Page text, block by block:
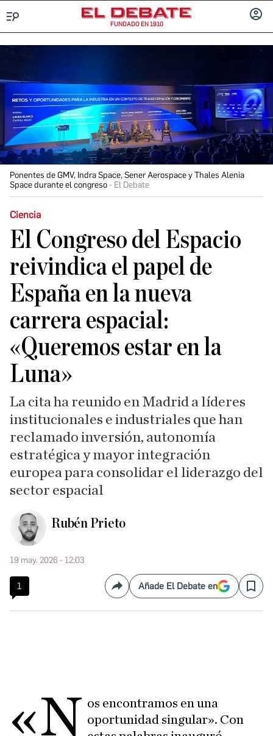
FUNDADO EN 1910
Ponentes de GMV, Indra Space, Sener Aerospace y Thales Alenia
Space durante el congreso
El Debate
Ciencia
El Congreso del Espacio
reivindica el papel de
España en la nueva
carrera espacial:
«Queremos estar en la
Luna»
La cita ha reunido en Madrid a líderes
institucionales e industriales que han
reclamado inversión, autonomía
estratégica y mayor integración
europea para consolidar el liderazgo del
sector espacial
Rubén Prieto
19 may. 2026 - 12:03
1 CompartirAñade El Debate en Save
«N os encontramos en una
oportunidad singular». Con